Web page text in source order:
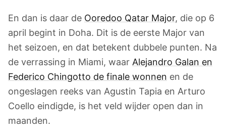
En dan is daar de Ooredoo Qatar Major, die op 6
april begint in Doha. Dit is de eerste Major van
het seizoen, en dat betekent dubbele punten. Na
de verrassing in Miami, waar Alejandro Galan en
Federico Chingotto de finale wonnen en de
ongeslagen reeks van Agustin Tapia en Arturo
Coello eindigde, is het veld wijder open dan in
maanden.